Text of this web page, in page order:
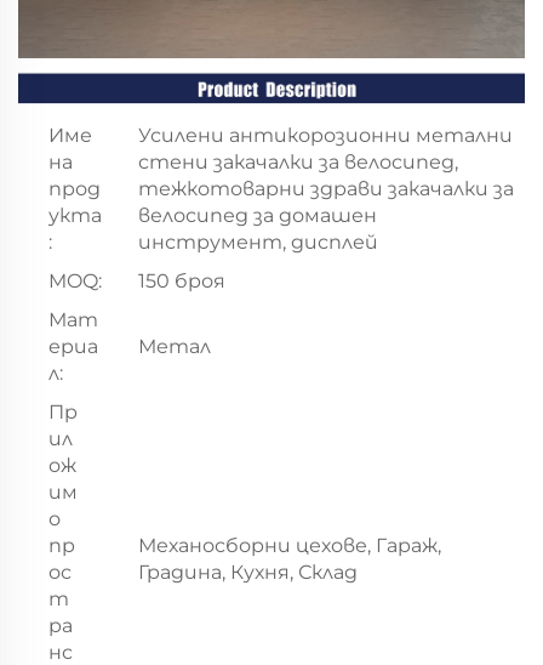
Име
на
прод
укта
:
Усилени антикорозионни метални
стени закачалки за велосипед,
тежкотоварни здрави закачалки за
велосипед за домашен
инструмент, дисплей
MOQ:
150 броя
Мат
ериа
л:
Метал
Пр
ил
ож
им
о
пр
ос
т
ра
нс
Механосборни цехове, Гараж,
Градина, Кухня, Склад